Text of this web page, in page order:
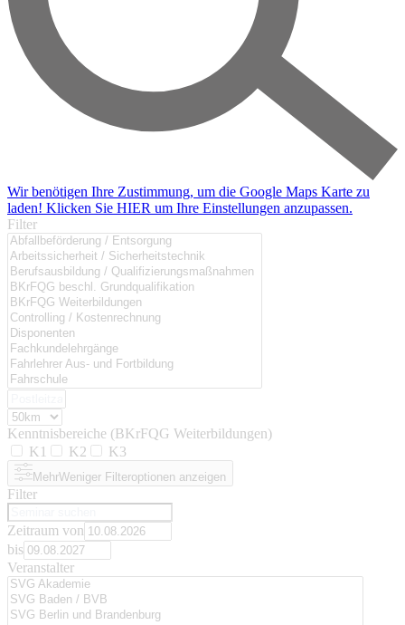
Wir benötigen Ihre Zustimmung, um die Google Maps Karte zu
laden! Klicken Sie HIER um Ihre Einstellungen anzupassen.
Filter
Kenntnisbereiche (BKrFQG Weiterbildungen)
K1
K2 K3
MehrWeniger Filteroptionen anzeigen
Filter
Zeitraum von
bis
Veranstalter